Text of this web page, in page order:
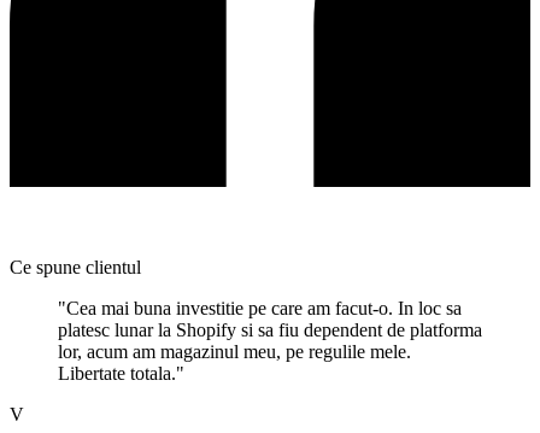
Apari în top când clienții te caută
Ce spune clientul
"Cea mai buna investitie pe care am facut-o. In loc sa
platesc lunar la Shopify si sa fiu dependent de platforma
lor, acum am magazinul meu, pe regulile mele.
Libertate totala."
V